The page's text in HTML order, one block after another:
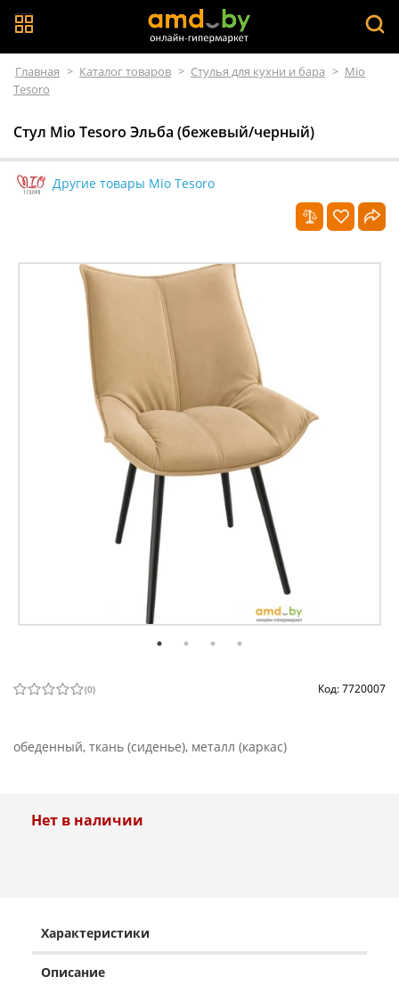
Главная > Каталог товаров > Стулья для кухни и бара > Mio
Tesoro
Стул Mio Tesoro Эльба (бежевый/черный)
Другие товары Mio Tesoro
(0) Код: 7720007
обеденный, ткань (сиденье), металл (каркас)
Нет в наличии
Характеристики
Описание